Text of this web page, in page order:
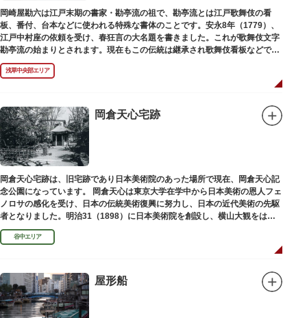
岡崎屋勘六は江戸末期の書家・勘亭流の祖で、勘亭流とは江戸歌舞伎の看
板、番付、台本などに使われる特殊な書体のことです。安永8年（1779）、
江戸中村座の依頼を受け、春狂言の大名題を書きました。これが歌舞伎文字
勘亭流の始まりとされます。現在もこの伝統は継承され歌舞伎看板などで使
われています。 お墓は清光寺（せいこうじ）境内にあります。
浅草中央部エリア
岡倉天心宅跡
岡倉天心宅跡は、旧宅跡であり日本美術院のあった場所で現在、岡倉天心記
念公園になっています。 岡倉天心は東京大学在学中から日本美術の恩人フェ
ノロサの感化を受け、日本の伝統美術復興に努力し、日本の近代美術の先駆
者となりました。明治31（1898）に日本美術院を創設し、横山大観をはじ
め優れた画家を世に送り出しました。
谷中エリア
屋形船